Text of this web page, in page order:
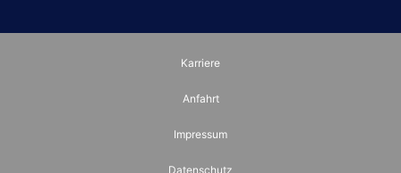
Karriere
Anfahrt
Impressum
Datenschutz